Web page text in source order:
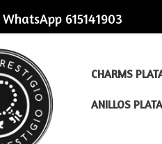
WhatsApp 615141903
CHARMS
ANILLOS